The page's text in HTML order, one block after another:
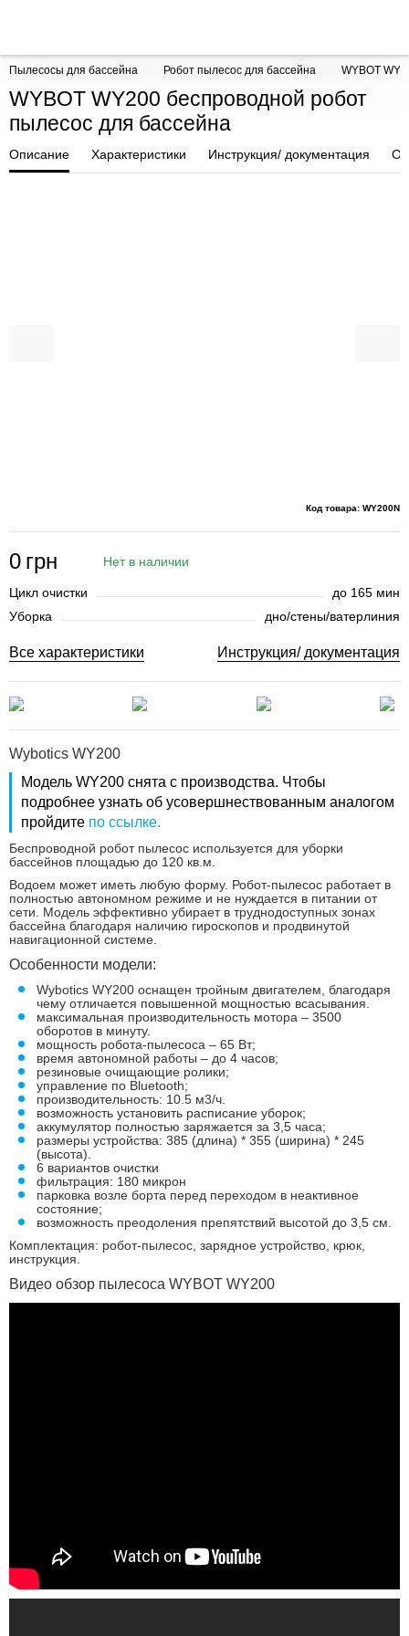
Пылесосы для бассейна Робот пылесос для бассейна WYBOT
WYBOT WY200 беспроводной робот
пылесос для бассейна
Описание Характеристики Инструкция/ документация
Код товара: WY200N
0 грн Нет в наличии
Цикл очистки
до 165 мин
Уборка
дно/стены/ватерлиния
Все характеристики Инструкция/ документация
Wybotics WY200
Модель WY200 снята с производства. Чтобы
подробнее узнать об усовершнествованным аналогом
пройдите по ссылке.
Беспроводной робот пылесос используется для уборки
бассейнов площадью до 120 кв.м.
Водоем может иметь любую форму. Робот-пылесос работает в
полностью автономном режиме и не нуждается в питании от
сети. Модель эффективно убирает в труднодоступных зонах
бассейна благодаря наличию гироскопов и продвинутой
навигационной системе.
Особенности модели:
Wybotics WY200 оснащен тройным двигателем, благодаря
чему отличается повышенной мощностью всасывания.
максимальная производительность мотора – 3500
оборотов в минуту.
мощность робота-пылесоса – 65 Вт;
время автономной работы – до 4 часов;
резиновые очищающие ролики;
управление по Bluetooth;
производительность: 10.5 м3/ч.
возможность установить расписание уборок;
аккумулятор полностью заряжается за 3,5 часа;
размеры устройства: 385 (длина) * 355 (ширина) * 245
(высота).
6 вариантов очистки
фильтрация: 180 микрон
парковка возле борта перед переходом в неактивное
состояние;
возможность преодоления препятствий высотой до 3,5 см.
Комплектация: робот-пылесос, зарядное устройство, крюк,
инструкция.
Видео обзор пылесоса WYBOT WY200